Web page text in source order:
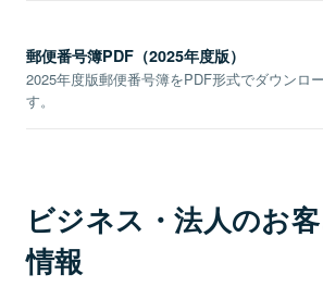
郵便番号簿PDF（2025年度版）
2025年度版郵便番号簿をPDF形式でダウンロ
す。
ビジネス・法人のお
情報